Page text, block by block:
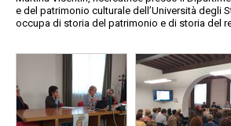
e del patrimonio culturale dell’Università degli
occupa di storia del patrimonio e di storia del